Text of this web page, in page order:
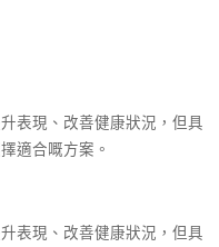
表現、改善健康狀況，但具
適合嘅方案。
表現、改善健康狀況，但具